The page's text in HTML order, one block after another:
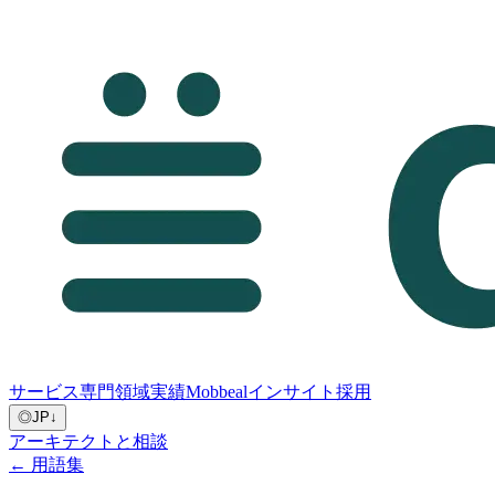
サービス専門領域実績Mobbealインサイト 採用
◎JP↓
アーキテクトと相談
← 用語集